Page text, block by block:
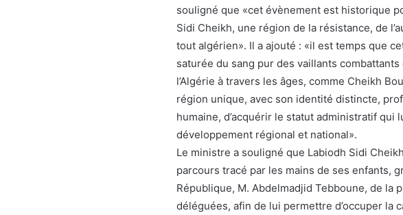
souligné que «cet évènement est historique
Sidi Cheikh, une région de la résistance, de
tout algérien». Il a ajouté : «il est temps que
saturée du sang pur des vaillants
l’Algérie à travers les âges, comme Cheikh
région unique, avec son identité distincte,
humaine, d’acquérir le statut administratif
développement régional et national».
Le ministre a souligné que Labiodh Sidi
parcours tracé par les mains de ses enfants,
République, M. Abdelmadjid Tebboune, de la
déléguées, afin de lui permettre d’occuper la